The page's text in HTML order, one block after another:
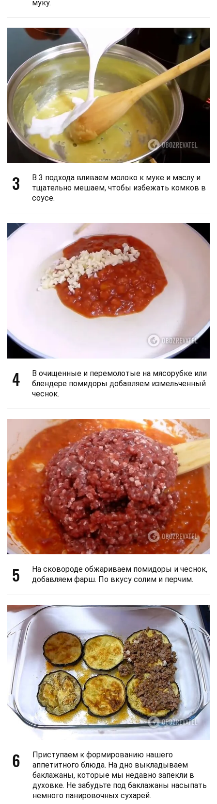
муку.
3
В 3 подхода вливаем молоко к муке и маслу и
тщательно мешаем, чтобы избежать комков в
соусе.
4
В очищенные и перемолотые на мясорубке или
блендере помидоры добавляем измельченный
чеснок.
5
На сковороде обжариваем помидоры и чеснок,
добавляем фарш. По вкусу солим и перчим.
6
Приступаем к формированию нашего
аппетитного блюда. На дно выкладываем
баклажаны, которые мы недавно запекли в
духовке. Не забудьте под баклажаны насыпать
немного панировочных сухарей.